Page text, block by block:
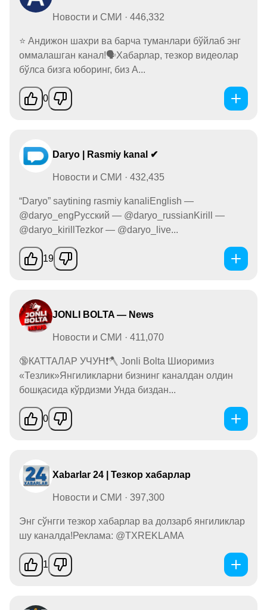
Новости и СМИ · 446,332
⭐ Андижон шахри ва барча туманлари бўйлаб энг
оммалашган канал!🗣Хабарлар, тезкор видеолар
бўлса бизга юборинг, биз А...
0
Daryo | Rasmiy kanal ✔
Новости и СМИ · 432,435
“Daryo” saytining rasmiy kanaliEnglish —
@daryo_engРусский — @daryo_russianKirill —
@daryo_kirillTezkor — @daryo_live...
19
JONLI BOLTA — News
Новости и СМИ · 411,070
🔞КАТТАЛАР УЧУН❗️🪓 Jonli Bolta Шиоримиз
«Тезлик»Янгиликларни бизнинг каналдан олдин
бошқасида кўрдизми Унда биздан...
0
Xabarlar 24 | Тезкор хабарлар
Новости и СМИ · 397,300
Энг сўнгги тезкор хабарлар ва долзарб янгиликлар
шу каналда!Реклама: @TXREKLAMA
1